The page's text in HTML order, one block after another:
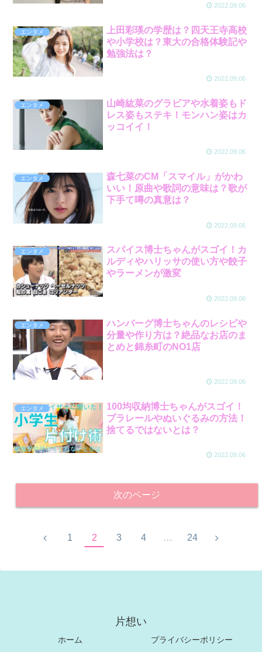
2022.09.06
エンタメ
上田彩瑛の学歴は？四天王寺高校
や小学校は？東大の合格体験記や
勉強法は？
2022.09.06
エンタメ
山崎紘菜のグラビアや水着姿もド
レス姿もステキ！モンハン姿はカ
ッコイイ！
2022.09.06
エンタメ
森七菜のCM「スマイル」がかわ
いい！原曲や歌詞の意味は？歌が
下手て噂の真意は？
2022.09.06
エンタメ
スパイス博士ちゃんがスゴイ！カ
ルディやハリッサの使い方や餃子
やラーメンが激変
2022.09.06
エンタメ
ハンバーグ博士ちゃんのレシピや
分量や作り方は？絶品なお店のま
とめと錦糸町のNO1店
2022.09.06
エンタメ
100均収納博士ちゃんがスゴイ！
プラレールやぬいぐるみの方法！
捨てるではないとは？
2022.09.06
次のページ
1 2 3 4 … 24
片想い
ホーム
プライバシーポリシー